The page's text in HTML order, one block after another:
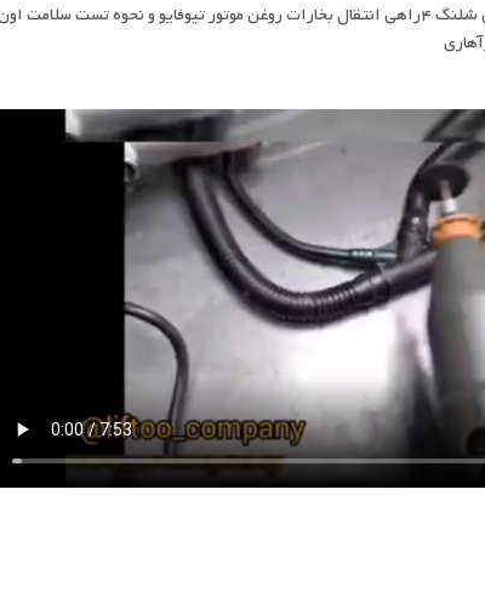
نکات اساسی و کاربردی در خصوص شناخت آناتومی شلنگ ۴راهی انتقال بخارات روغن موتور